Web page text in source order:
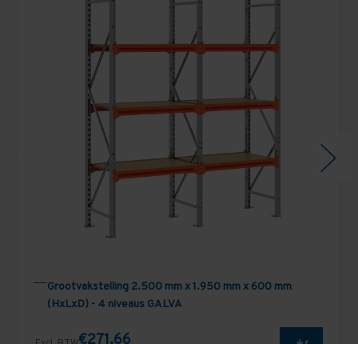
Grootvakstelling 2.500 mm x 1.950 mm x 600 mm
(HxLxD) - 4 niveaus GALVA
€271,66